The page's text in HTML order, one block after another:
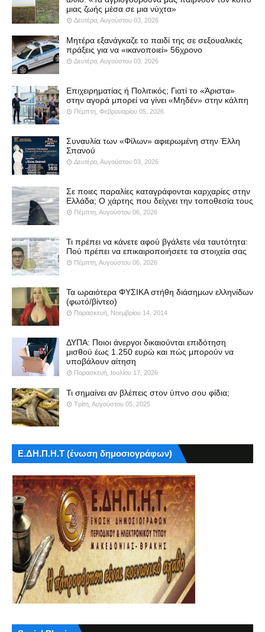
μιας ζωής μέσα σε μια νύχτα»
Δευτέρα, Αυγούστου 03, 2026
Μητέρα εξανάγκαζε το παιδί της σε σεξουαλικές
πράξεις για να «ικανοποιεί» 56χρονο
Δευτέρα, Αυγούστου 03, 2026
Επιχειρηματίας ή Πολιτικός; Γιατί το «Άριστα»
στην αγορά μπορεί να γίνει «Μηδέν» στην κάλπη
Πέμπτη, Φεβρουαρίου 05, 2026
Συναυλία των «Φίλων» αφιερωμένη στην Έλλη
Σπανού
Δευτέρα, Αυγούστου 03, 2026
Σε ποιες παραλίες καταγράφονται καρχαρίες στην
Ελλάδα; Ο χάρτης που δείχνει την τοποθεσία τους
Πέμπτη, Αυγούστου 06, 2026
Τι πρέπει να κάνετε αφού βγάλετε νέα ταυτότητα:
Πού πρέπει να επικαιροποιήσετε τα στοιχεία σας
Πέμπτη, Αυγούστου 06, 2026
Τα ωραιότερα ΦΥΣΙΚΑ στήθη διάσημων ελληνίδων
(φωτό/βίντεο)
Παρασκευή, Νοεμβρίου 14, 2014
ΔΥΠΑ: Ποιοι άνεργοι δικαιούνται επιδότηση
μισθού έως 1.250 ευρώ και πώς μπορούν να
υποβάλουν αίτηση
Παρασκευή, Ιουλίου 17, 2026
Τι σημαίνει αν βλέπεις στον ύπνο σου φίδια;
Τρίτη, Αυγούστου 05, 2025
Ε.ΔΗ.Π.Η.Τ (ένωση δημοσιογράφων)